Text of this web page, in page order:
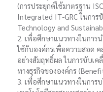
(การประยุกต์ใช้มาตรฐาน
Integrated IT-GRC ในกา
Technology and
2. เพื่อศึกษาแนวทางในการ
ใช้กับองค์กรเพื่อความสอด
อย่างสัมฤทธิ์ผล ในการขับเ
ทางธุรกิจขององค์กร
3. เพื่อศึกษาแนวทางในการ